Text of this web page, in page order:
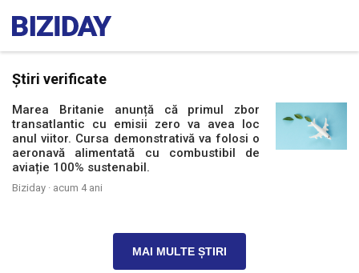
Știri verificate
Marea Britanie anunță că primul zbor
transatlantic cu emisii zero va avea loc
anul viitor. Cursa demonstrativă va folosi o
aeronavă alimentată cu combustibil de
aviație 100% sustenabil.
Biziday · acum 4 ani
MAI MULTE ȘTIRI